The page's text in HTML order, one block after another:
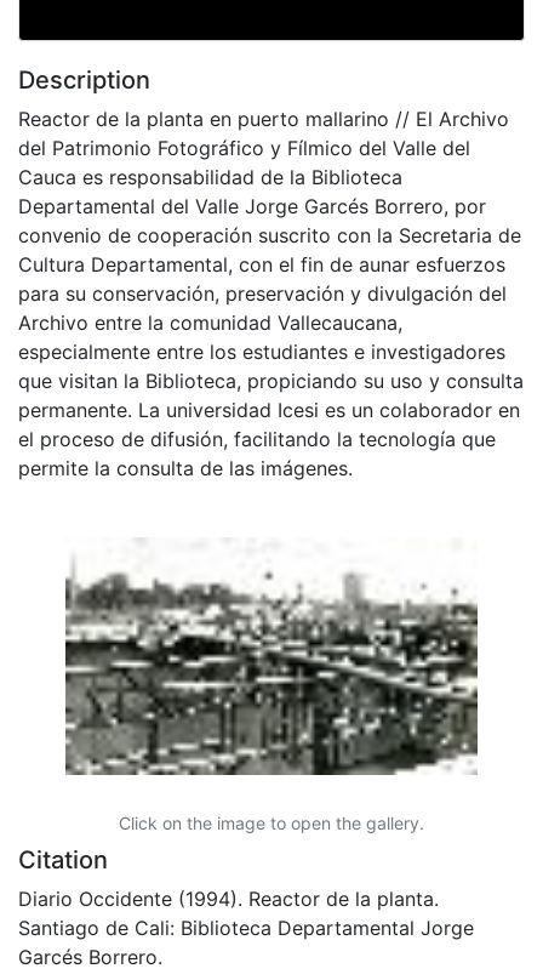
Description
Reactor de la planta en puerto mallarino // El Archivo
del Patrimonio Fotográfico y Fílmico del Valle del
Cauca es responsabilidad de la Biblioteca
Departamental del Valle Jorge Garcés Borrero, por
convenio de cooperación suscrito con la Secretaria de
Cultura Departamental, con el fin de aunar esfuerzos
para su conservación, preservación y divulgación del
Archivo entre la comunidad Vallecaucana,
especialmente entre los estudiantes e investigadores
que visitan la Biblioteca, propiciando su uso y consulta
permanente. La universidad Icesi es un colaborador en
el proceso de difusión, facilitando la tecnología que
permite la consulta de las imágenes.
Click on the image to open the gallery.
Citation
Diario Occidente (1994). Reactor de la planta.
Santiago de Cali: Biblioteca Departamental Jorge
Garcés Borrero.